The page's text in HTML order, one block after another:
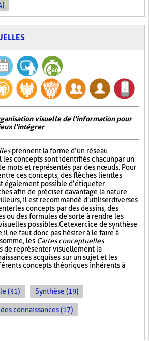
visuelle de l'information pour
l'intégrer
prennent la forme d’un réseau
concepts sont identifiés chacun par un
mots et représentés par des nœuds. Pour
ces concepts, des flèches lient les
également possible d’étiqueter
afin de préciser davantage la nature
il est recommandé d'utiliser diverses
les concepts par des dessins, des
ou des formules de sorte à rendre les
possibles. Cet exercice de synthèse
il ne faut donc pas hésiter à le faire à
les Cartes conceptuelles
de représenter visuellement la
acquises sur un sujet et les
concepts théoriques inhérents à
(31) Synthèse (19)
connaissances (17)